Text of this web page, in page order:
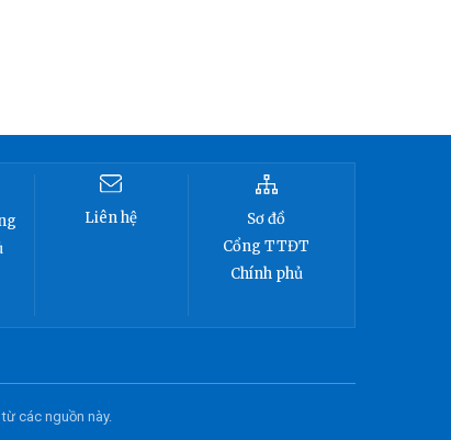
Liên hệ
Sơ đồ
Cổng TTĐT
Chính phủ
các nguồn này.